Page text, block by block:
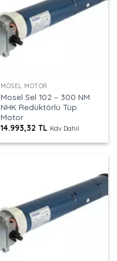
MOSEL MOTOR
Mosel Sel 102 – 300 NM
NHK Redüktörlü Tüp
Motor
14.993,32TL Kdv Dahil